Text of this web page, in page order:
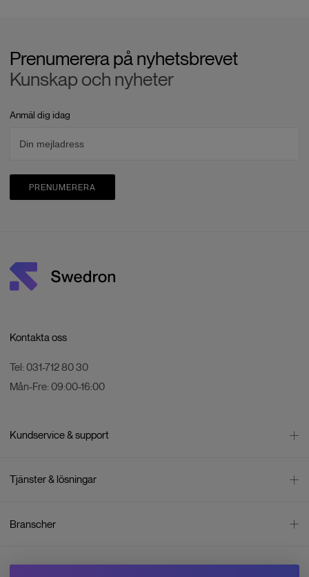
Prenumerera på nyhetsbrevet
Kunskap och nyheter
Anmäl dig idag
PRENUMERERA
Kontakta oss
Tel: 031-712 80 30
Mån-Fre: 09:00-16:00
Kundservice & support
Leverans
Reklamation & återköp
Integritetspolicy
Tjänster & lösningar
Företagsrådgivning
Företagsleasing
Branscher
Inspiration